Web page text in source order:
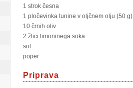
1 strok česna
1 pločevinka tunine v oljčnem olju (50 g)
10 črnih oliv
2 žlici limoninega soka
sol
poper
Priprava